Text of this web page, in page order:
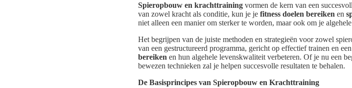
Spieropbouw en krachttraining vormen de kern van een
van zowel kracht als conditie, kun je je fitness doelen bereiken en
niet alleen een manier om sterker te worden, maar ook om je
Het begrijpen van de juiste methoden en strategieën voor zowel
van een gestructureerd programma, gericht op effectief trainen en
bereiken en hun algehele levenskwaliteit verbeteren. Of je nu een
bewezen technieken zal je helpen succesvolle resultaten te behalen.
De Basisprincipes van Spieropbouw en Krachttraining